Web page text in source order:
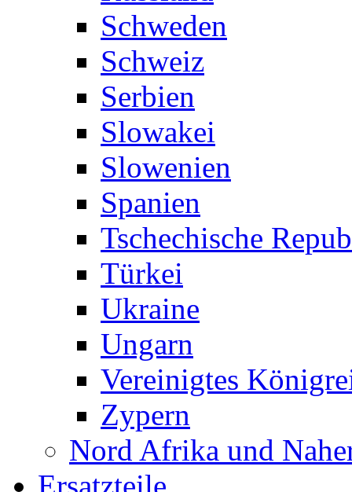
Schweden
Schweiz
Serbien
Slowakei
Slowenien
Spanien
Tschechische
Türkei
Ukraine
Ungarn
Vereinigtes
Zypern
Nord Afrika und
Ersatzteile